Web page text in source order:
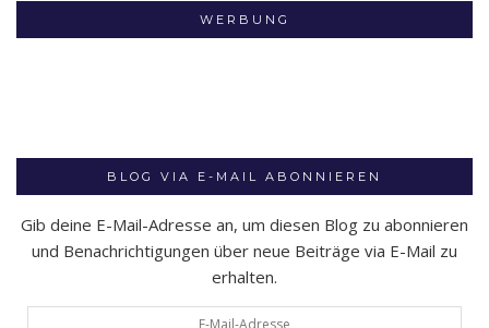
WERBUNG
BLOG VIA E-MAIL ABONNIEREN
Gib deine E-Mail-Adresse an, um diesen Blog zu abonnieren
und Benachrichtigungen über neue Beiträge via E-Mail zu
erhalten.